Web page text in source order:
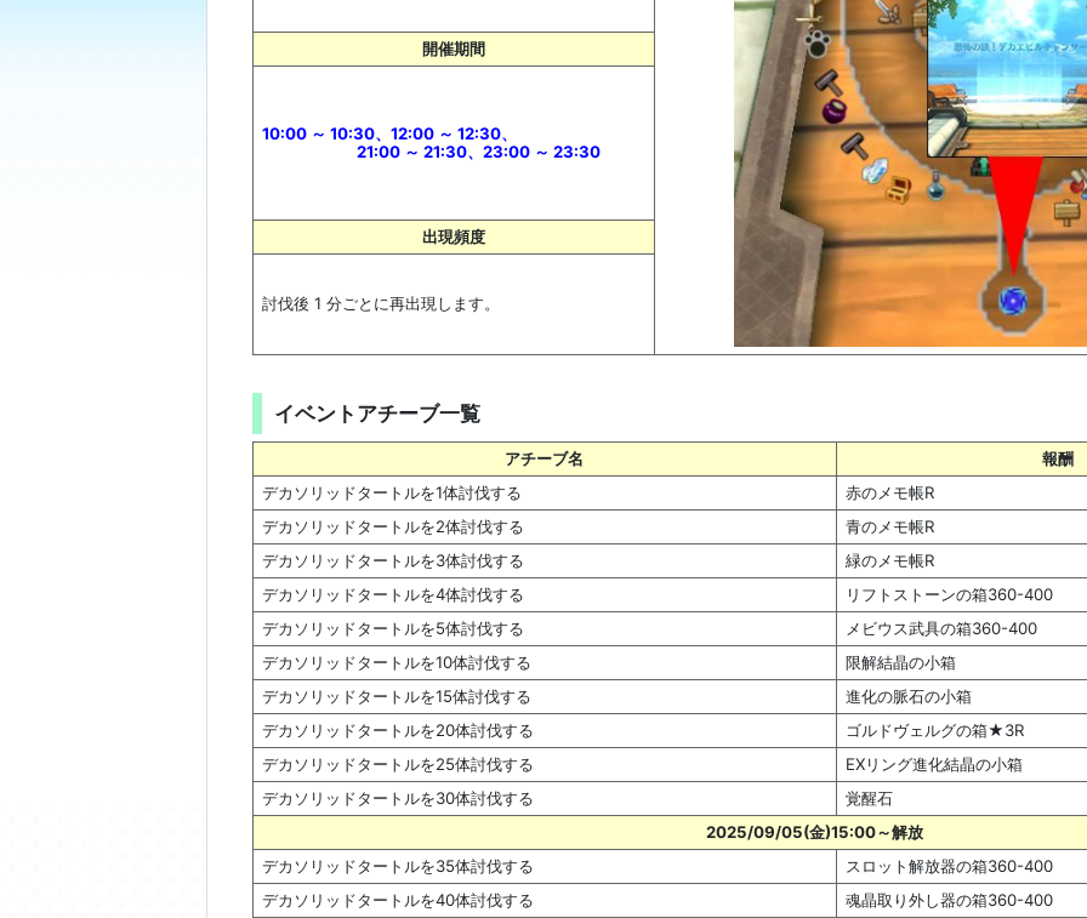
開催期間
10:00 ～ 10:30、12:00 ～ 12:30、
21:00 ～ 21:30、23:00 ～ 23:30
出現頻度
討伐後 1 分ごとに再出現します。
イベントアチーブ一覧
アチーブ名
報酬
デカソリッドタートルを1体討伐する
赤のメモ帳R
デカソリッドタートルを2体討伐する
青のメモ帳R
デカソリッドタートルを3体討伐する
緑のメモ帳R
デカソリッドタートルを4体討伐する
リフトストーンの箱360-400
デカソリッドタートルを5体討伐する
メビウス武具の箱360-400
デカソリッドタートルを10体討伐する
限解結晶の小箱
デカソリッドタートルを15体討伐する
進化の脈石の小箱
デカソリッドタートルを20体討伐する
ゴルドヴェルグの箱★3R
デカソリッドタートルを25体討伐する
EXリング進化結晶の小箱
デカソリッドタートルを30体討伐する
覚醒石
2025/09/05(金)15:00～解放
デカソリッドタートルを35体討伐する
スロット解放器の箱360-400
デカソリッドタートルを40体討伐する
魂晶取り外し器の箱360-400